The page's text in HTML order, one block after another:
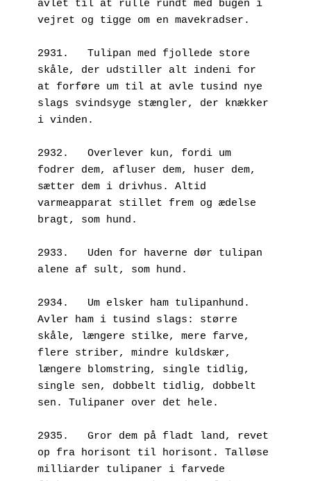
avlet til at rulle rundt med bugen i
vejret og tigge om en mavekradser.
2931.	Tulipan med fjollede store
skåle, der udstiller alt indeni for
at forføre um til at avle tusind nye
slags svindsyge stængler, der knækker
i vinden.
2932.	Overlever kun, fordi um
fodrer dem, afluser dem, huser dem,
sætter dem i drivhus. Altid
varmeapparat stillet frem og ædelse
bragt, som hund.
2933.	Uden for haverne dør tulipan
alene af sult, som hund.
2934.	Um elsker ham tulipanhund.
Avler ham i tusind slags: større
skåle, længere stilke, mere farve,
flere striber, mindre kuldskær,
længere blomstring, single tidlig,
single sen, dobbelt tidlig, dobbelt
sen. Tulipaner over det hele.
2935.	Gror dem på fladt land, revet
op fra horisont til horisont. Talløse
milliarder tulipaner i farvede